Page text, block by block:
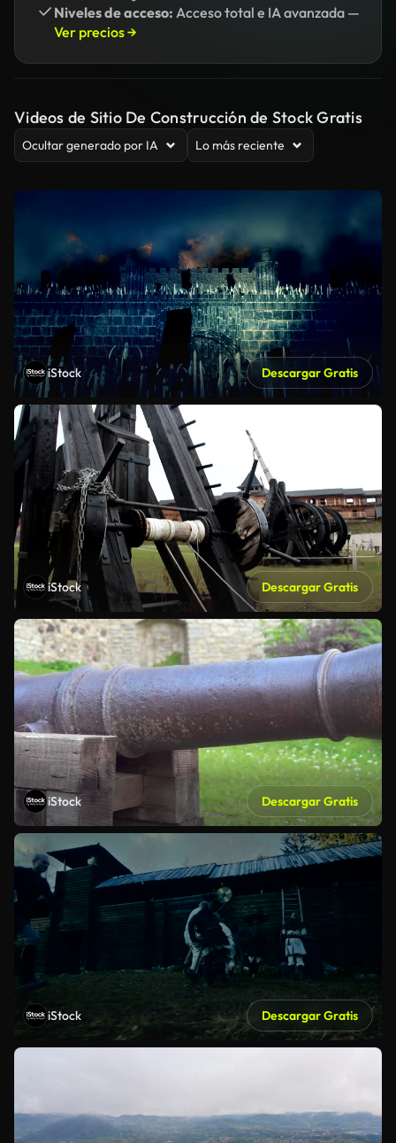
Niveles de acceso: Acceso total e IA avanzada —
Ver precios →
Videos de Sitio De Construcción de Stock Gratis
Ocultar generado por IA Lo más reciente
iStock Descargar Gratis
iStock Descargar Gratis
iStock Descargar Gratis
iStock Descargar Gratis